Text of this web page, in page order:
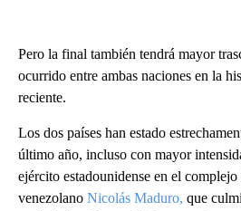
Pero la final también tendrá mayor
ocurrido entre ambas naciones en la
reciente.
Los dos países han estado
último año, incluso con mayor
ejército estadounidense en el
venezolano Nicolás Maduro, que